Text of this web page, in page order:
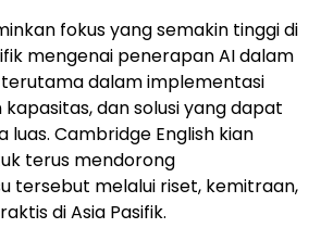
fokus yang semakin tinggi di
mengenai penerapan AI dalam
terutama dalam implementasi
dan solusi yang dapat
Cambridge English kian
terus mendorong
tersebut melalui riset, kemitraan,
di Asia Pasifik.